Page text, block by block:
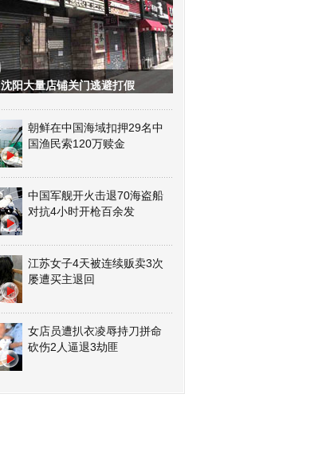
沈阳大量店铺关门逃避打假
朝鲜在中国海域扣押29名中
国渔民索120万赎金
中国军舰开火击退70海盗船
对抗4小时开枪百余发
江苏女子4天被连续贩卖3次
屡遭买主退回
女店员遭扒衣凌辱持刀拼命
砍伤2人逼退3劫匪